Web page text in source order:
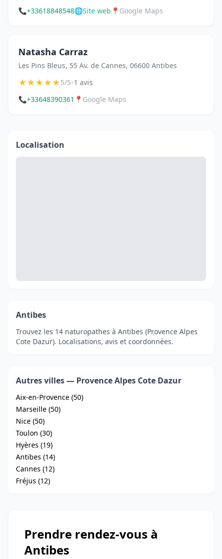
📞+33618848548🌐Site web 📍 Google Maps
Natasha Carraz
Les Pins Bleus, 55 Av. de Cannes, 06600 Antibes
★★★★★5/5•1 avis
📞+33648390361 📍 Google Maps
Localisation
Antibes
Trouvez les 14 naturopathes à Antibes (Provence Alpes
Cote Dazur). Localisations, avis et coordonnées.
Autres villes — Provence Alpes Cote Dazur
Aix-en-Provence (50)
Marseille (50)
Nice (50)
Toulon (30)
Hyères (19)
Antibes (14)
Cannes (12)
Fréjus (12)
Prendre rendez-vous à
Antibes